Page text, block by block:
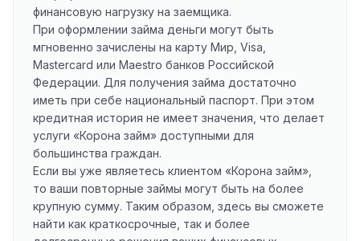
финансовую нагрузку на заемщика.
При оформлении займа деньги могут быть
мгновенно зачислены на карту Мир, Visa,
Mastercard или Maestro банков Российской
Федерации. Для получения займа достаточно
иметь при себе национальный паспорт. При этом
кредитная история не имеет значения, что делает
услуги «Корона займ» доступными для
большинства граждан.
Если вы уже являетесь клиентом «Корона займ»,
то ваши повторные займы могут быть на более
крупную сумму. Таким образом, здесь вы сможете
найти как краткосрочные, так и более